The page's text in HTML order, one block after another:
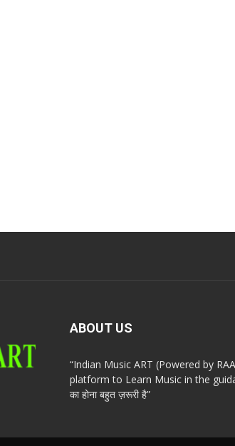
ABOUT US
“Indian Music ART (Powered by
platform to Learn Music in the
का होना बहुत ज़रूरी है”